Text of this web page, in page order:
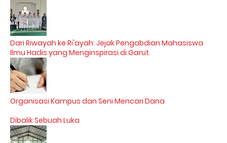
Dari Riwayah ke Ri'ayah: Jejak Pengabdian Mahasiswa
Ilmu Hadis yang Menginspirasi di Garut.
Organisasi Kampus dan Seni Mencari Dana
Dibalik Sebuah Luka